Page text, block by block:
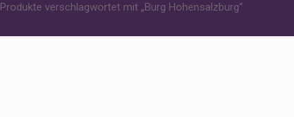
Produkte verschlagwortet mit „Burg Hohensalzburg“